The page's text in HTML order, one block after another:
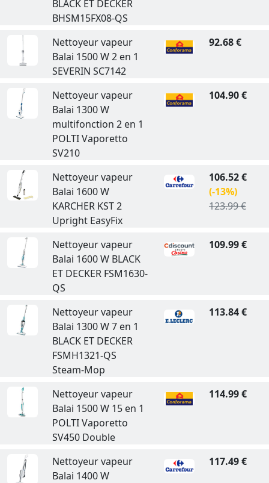
BLACK ET DECKER
BHSM15FX08-QS
Nettoyeur vapeur
Balai 1500 W 2 en 1
SEVERIN SC7142
92.68 €
Nettoyeur vapeur
Balai 1300 W
multifonction 2 en 1
POLTI Vaporetto
SV210
104.90 €
Nettoyeur vapeur
Balai 1600 W
KARCHER KST 2
Upright EasyFix
106.52 €
(-13%)
123.99 €
Nettoyeur vapeur
Balai 1600 W BLACK
ET DECKER FSM1630-
QS
109.99 €
Nettoyeur vapeur
Balai 1300 W 7 en 1
BLACK ET DECKER
FSMH1321-QS
Steam-Mop
113.84 €
Nettoyeur vapeur
Balai 1500 W 15 en 1
POLTI Vaporetto
SV450 Double
114.99 €
Nettoyeur vapeur
Balai 1400 W
117.49 €